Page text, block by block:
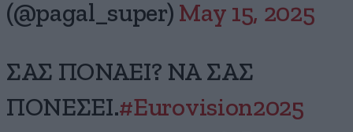
(@pagal_super) May 15, 2025
ΣΑΣ ΠΟΝΑΕΙ? ΝΑ ΣΑΣ
ΠΟΝΕΣΕΙ.#Eurovision2025